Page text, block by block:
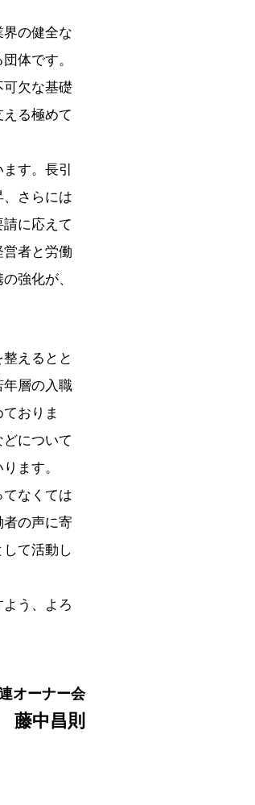
の健全な
体です。
欠な基礎
る極めて
す。長引
さらには
に応えて
者と労働
強化が、
えるとと
年層の入職
おりま
について
ます。
なくては
者の声に寄
て活動し
う、よろ
オーナー会
藤中昌則